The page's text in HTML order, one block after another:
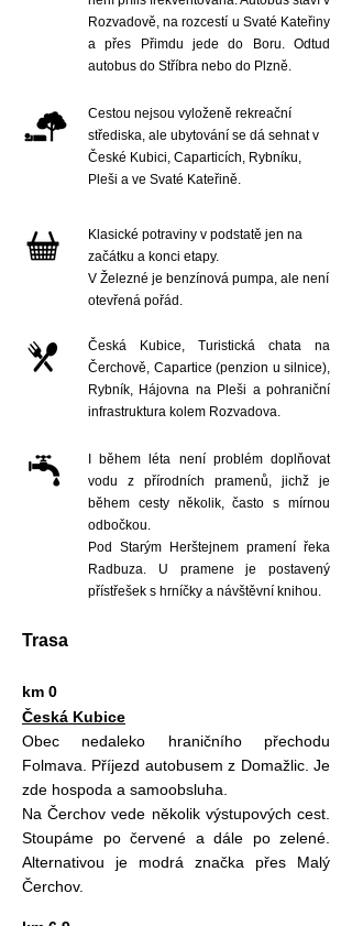
Rozvadově, na rozcestí u Svaté Kateřiny
a přes Přimdu jede do Boru. Odtud
autobus do Stříbra nebo do Plzně.
Cestou nejsou vyloženě rekreační
střediska, ale ubytování se dá sehnat v
České Kubici, Caparticích, Rybníku,
Pleši a ve Svaté Kateřině.
Klasické potraviny v podstatě jen na
začátku a konci etapy.
V Železné je benzínová pumpa, ale není
otevřená pořád.
Česká Kubice, Turistická chata na
Čerchově, Capartice (penzion u silnice),
Rybník, Hájovna na Pleši a pohraniční
infrastruktura kolem Rozvadova.
I během léta není problém doplňovat
vodu z přírodních pramenů, jichž je
během cesty několik, často s mírnou
odbočkou.
Pod Starým Herštejnem pramení řeka
Radbuza. U pramene je postavený
přístřešek s hrníčky a návštěvní knihou.
Trasa
km 0
Česká Kubice
Obec nedaleko hraničního přechodu
Folmava. Příjezd autobusem z Domažlic. Je
zde hospoda a samoobsluha.
Na Čerchov vede několik výstupových cest.
Stoupáme po červené a dále po zelené.
Alternativou je modrá značka přes Malý
Čerchov.